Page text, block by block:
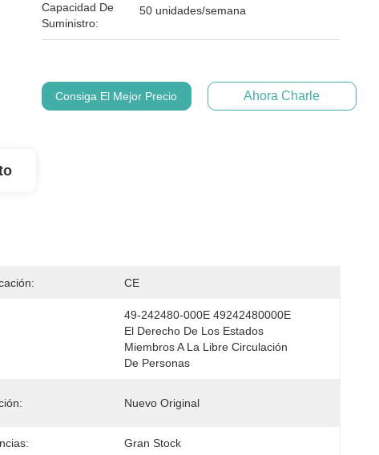
Capacidad De
Suministro:
50 unidades/semana
Consiga El Mejor Precio Ahora Charle
CE
49-242480-000E 49242480000E
El Derecho De Los Estados
Miembros A La Libre Circulación
De Personas
Nuevo Original
Gran Stock